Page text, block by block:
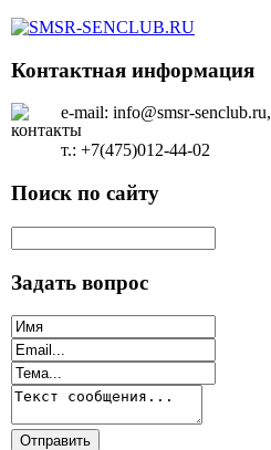
Контактная информация
e-mail: info@smsr-senclub.ru,
т.: +7(475)012-44-02
Поиск по сайту
Задать вопрос